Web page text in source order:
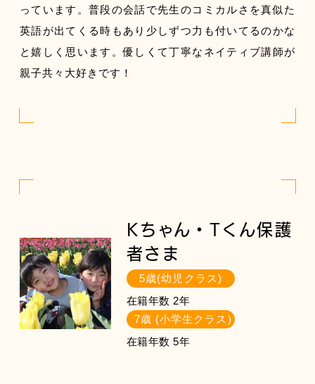
っています。普段の会話で先生のコミカルさを真似た
英語が出てくる時もあり少しずつ力も付いてるのかな
と嬉しく思います。優しくて丁寧なネイティブ講師が
親子共々大好きです！
Kちゃん・Tくん保護
者さま
5歳(幼児クラス)
在籍年数 2年
7歳 (小学生クラス)
在籍年数 5年